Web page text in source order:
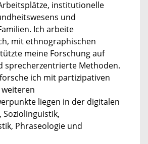
institutionelle
und
Ich arbeite
mit ethnographischen
meine Forschung auf
sprecherzentrierte Methoden.
ich mit partizipativen
liegen in der digitalen
Soziolinguistik,
Phraseologie und